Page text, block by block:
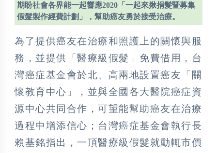
期盼社會各界能一起響應2020「一起來揪捐髮暨募集
假髮製作經費計劃」，幫助癌友勇於接受治療。
為了提供癌友在治療和照護上的關懷與服
務，並提供「醫療級假髮」免費借用，台
灣癌症基金會於北、高兩地設置癌友「關
懷教育中心」，並與全國各大醫院癌症資
源中心共同合作，可望能幫助癌友在治療
過程中增添信心；台灣癌症基金會執行長
賴基銘指出，一頂醫療級假髮就動輒市價